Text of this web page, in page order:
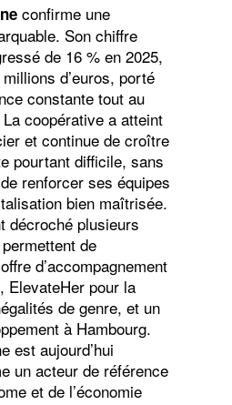
confirme une
Son chiffre
de 16 % en 2025,
d’euros, porté
constante tout au
La coopérative a atteint
et continue de croître
pourtant difficile, sans
renforcer ses équipes
bien maîtrisée.
décroché plusieurs
de
d’accompagnement
ElevateHer pour la
de genre, et un
à Hambourg.
est aujourd’hui
un acteur de référence
et de l’économie